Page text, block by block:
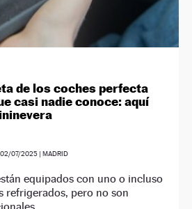
de los coches perfecta
casi nadie conoce: aquí
02/07/2025| MADRID
equipados con uno o incluso
refrigerados, pero no son